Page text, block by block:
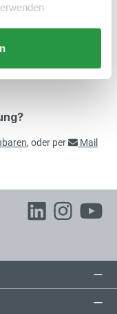
, oder per
Mail